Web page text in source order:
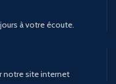
à votre écoute.
notre site internet